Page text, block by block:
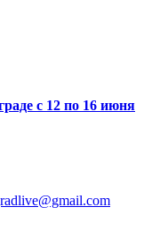
с 12 по 16 июня